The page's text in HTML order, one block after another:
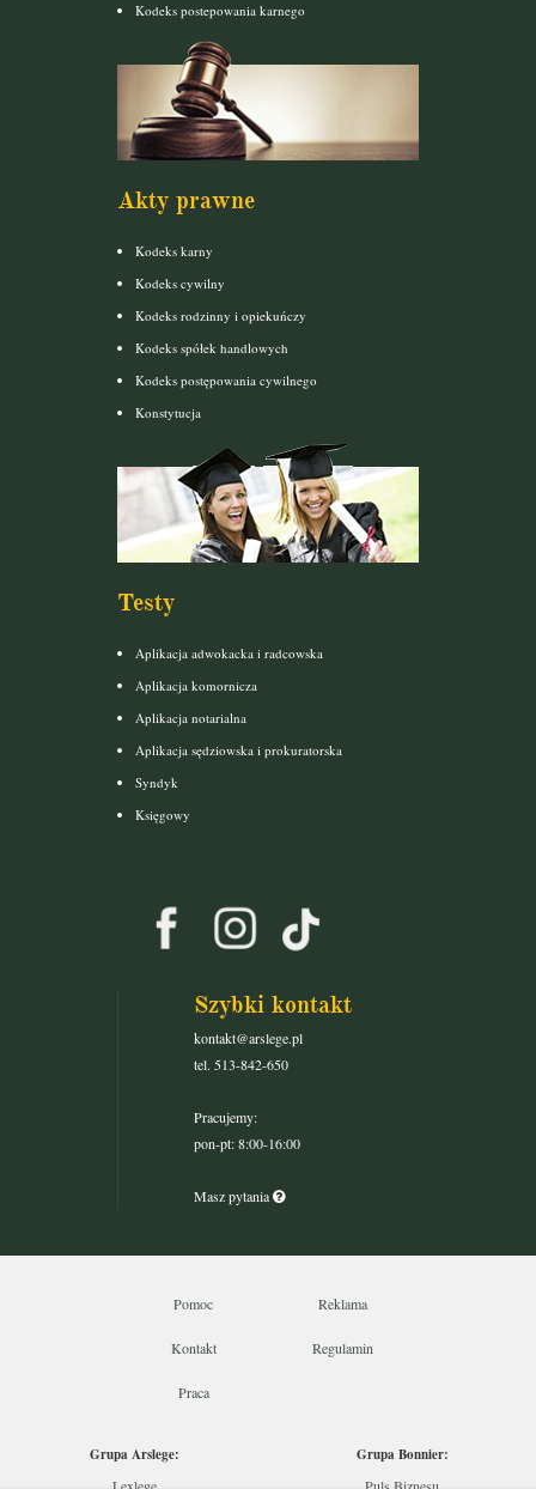
Kodeks postepowania karnego
Akty prawne
Kodeks karny
Kodeks cywilny
Kodeks rodzinny i opiekuńczy
Kodeks spółek handlowych
Kodeks postępowania cywilnego
Konstytucja
Testy
Aplikacja adwokacka i radcowska
Aplikacja komornicza
Aplikacja notarialna
Aplikacja sędziowska i prokuratorska
Syndyk
Księgowy
Szybki kontakt
kontakt@arslege.pl
tel. 513-842-650
Pracujemy:
pon-pt: 8:00-16:00
Masz pytania
Pomoc Reklama
Kontakt Regulamin
Praca
Grupa Arslege:
Lexlege
Grupa Bonnier:
Puls Biznesu